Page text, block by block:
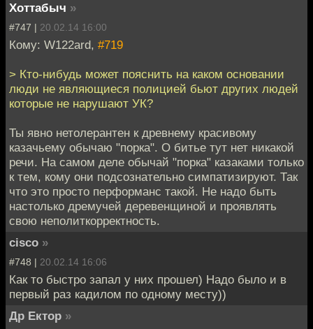
Хоттабыч »
#747 | 20.02.14 16:00
Кому: W122ard, #719
> Кто-нибудь может пояснить на каком основании
люди не являющиеся полицией бьют других людей
которые не нарушают УК?
Ты явно нетолерантен к древнему красивому
казачьему обычаю "порка". О битье тут нет никакой
речи. На самом деле обычай "порка" казаками только
к тем, кому они подсознательно симпатизируют. Так
что это просто перформанс такой. Не надо быть
настолько дремучей деревенщиной и проявлять
свою неполиткорректность.
cisco »
#748 | 20.02.14 16:06
Как то быстро запал у них прошел) Надо было и в
первый раз кадилом по одному месту))
Др Ектор »